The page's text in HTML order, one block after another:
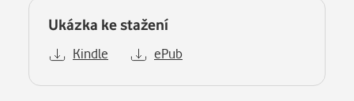
Ukázka ke stažení
Kindle ePub